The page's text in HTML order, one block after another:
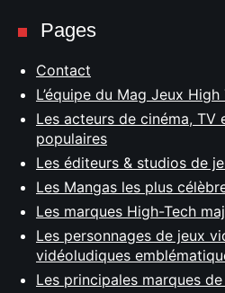
Pages
Contact
L’équipe du Mag Jeux High
Les acteurs de cinéma, TV
populaires
Les éditeurs & studios de
Les Mangas les plus
Les marques High-Tech
Les personnages de jeux
vidéoludiques
Les principales marques